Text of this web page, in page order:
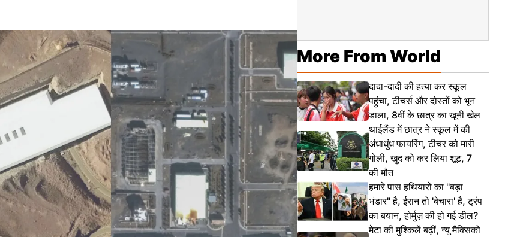
More From World
दादा-दादी की हत्या कर स्कूल
पहुंचा, टीचर्स और दोस्तों को भून
डाला, 8वीं के छात्र का खूनी खेल
थाईलैंड में छात्र ने स्कूल में की
अंधाधुंध फायरिंग, टीचर को मारी
गोली, खुद को कर लिया शूट, 7
की मौत
हमारे पास हथियारों का "बड़ा
भंडार" है, ईरान तो 'बेचारा' है, ट्रंप
का बयान, होर्मुज़ की हो गई डील?
मेटा की मुश्किलें बढ़ीं, न्यू मैक्सिको